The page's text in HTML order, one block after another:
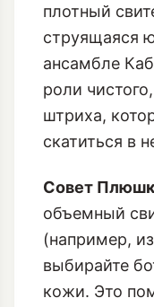
плотный
струящаяся
ансамбле
роли
штриха,
скатиться в
Совет
объемный
(например,
выбирайте
кожи. Это